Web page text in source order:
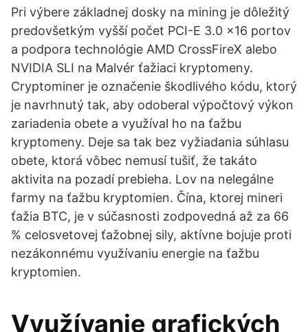
Pri výbere základnej dosky na mining je dôležitý
predovšetkým vyšší počet PCI-E 3.0 x16 portov
a podpora technológie AMD CrossFireX alebo
NVIDIA SLI na Malvér ťažiaci kryptomeny.
Cryptominer je označenie škodlivého kódu, ktorý
je navrhnutý tak, aby odoberal výpočtový výkon
zariadenia obete a využíval ho na ťažbu
kryptomeny. Deje sa tak bez vyžiadania súhlasu
obete, ktorá vôbec nemusí tušiť, že takáto
aktivita na pozadí prebieha. Lov na nelegálne
farmy na ťažbu kryptomien. Čína, ktorej mineri
ťažia BTC, je v súčasnosti zodpovedná až za 66
% celosvetovej ťažobnej sily, aktívne bojuje proti
nezákonnému využívaniu energie na ťažbu
kryptomien.
Využívanie grafických